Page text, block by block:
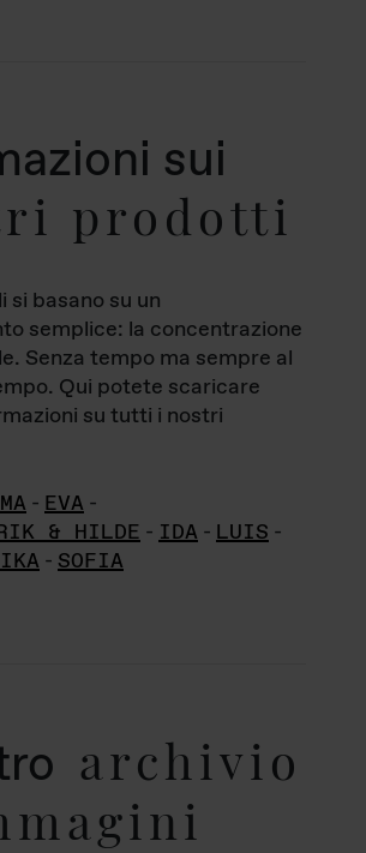
sui
prodotti
si basano su un
semplice: la concentrazione
Senza tempo ma sempre al
Qui potete scaricare
su tutti i nostri
- EVA -
& HILDE - IDA - LUIS -
- SOFIA
archivio